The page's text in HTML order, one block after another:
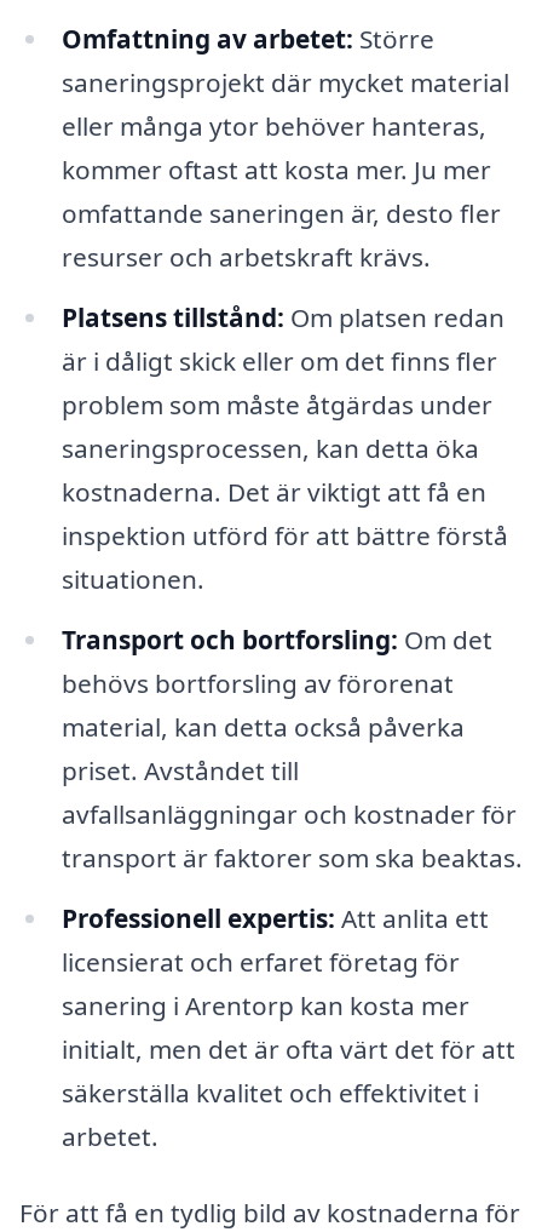
Omfattning av arbetet: Större
saneringsprojekt där mycket material
eller många ytor behöver hanteras,
kommer oftast att kosta mer. Ju mer
omfattande saneringen är, desto fler
resurser och arbetskraft krävs.
Platsens tillstånd: Om platsen redan
är i dåligt skick eller om det finns fler
problem som måste åtgärdas under
saneringsprocessen, kan detta öka
kostnaderna. Det är viktigt att få en
inspektion utförd för att bättre förstå
situationen.
Transport och bortforsling: Om det
behövs bortforsling av förorenat
material, kan detta också påverka
priset. Avståndet till
avfallsanläggningar och kostnader för
transport är faktorer som ska beaktas.
Professionell expertis: Att anlita ett
licensierat och erfaret företag för
sanering i Arentorp kan kosta mer
initialt, men det är ofta värt det för att
säkerställa kvalitet och effektivitet i
arbetet.
För att få en tydlig bild av kostnaderna för